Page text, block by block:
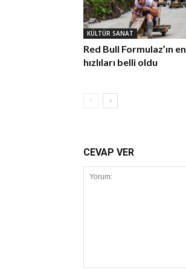
KÜLTÜR SANAT
Red Bull Formulaz’ın en
hızlıları belli oldu
CEVAP VER